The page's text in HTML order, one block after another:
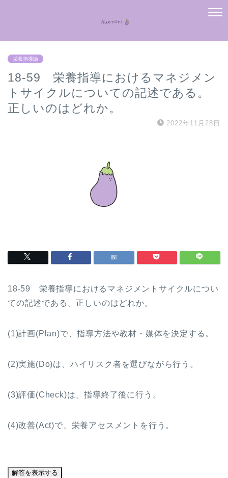
栄養指導論
18-59 栄養指導におけるマネジメン
トサイクルについての記述である。
正しいのはどれか。
2022年11月28日
18-59 栄養指導におけるマネジメントサイクルについ
ての記述である。正しいのはどれか。
(1)計画(Plan)で、指導方法や教材・媒体を決定する。
(2)実施(Do)は、ハイリスク者を選びながら行う。
(3)評価(Check)は、指導終了後に行う。
(4)改善(Act)で、栄養アセスメントを行う。